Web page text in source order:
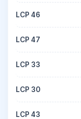
LCP 46
LCP 47
LCP 33
LCP 30
LCP 43